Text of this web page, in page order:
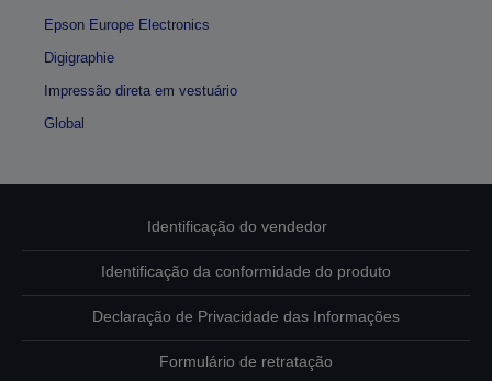
Epson Europe Electronics
Digigraphie
Impressão direta em vestuário
Global
Identificação do vendedor
Identificação da conformidade do produto
Declaração de Privacidade das Informações
Formulário de retratação